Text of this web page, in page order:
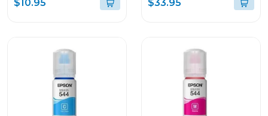
$10.95 $33.95